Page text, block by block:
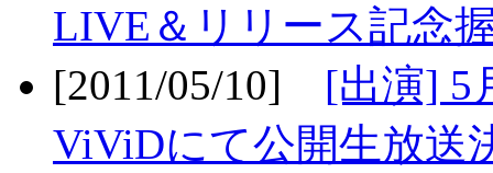
LIVE＆リリース記念
[2011/05/10] [出演] 5
ViViDにて公開生放送